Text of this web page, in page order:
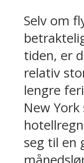
Selv om
tiden, er
relativ
lengre
New
seg til en